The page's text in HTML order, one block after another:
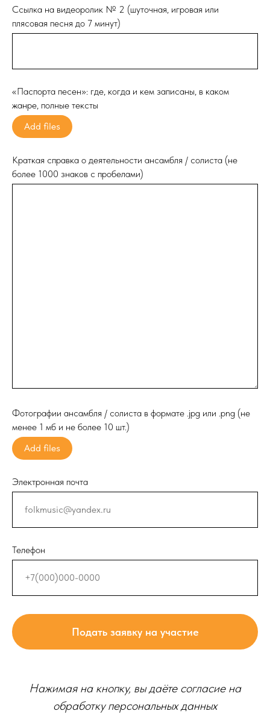
Ссылка на видеоролик № 2 (шуточная, игровая или
плясовая песня до 7 минут)
«Паспорта песен»: где, когда и кем записаны, в каком
жанре, полные тексты
Add files
Краткая справка о деятельности ансамбля / солиста (не
более 1000 знаков с пробелами)
Фотографии ансамбля / солиста в формате .jpg или .png (не
менее 1 мб и не более 10 шт.)
Add files
Электронная почта
Телефон
Подать заявку на участие
Нажимая на кнопку, вы даёте согласие на
обработку персональных данных